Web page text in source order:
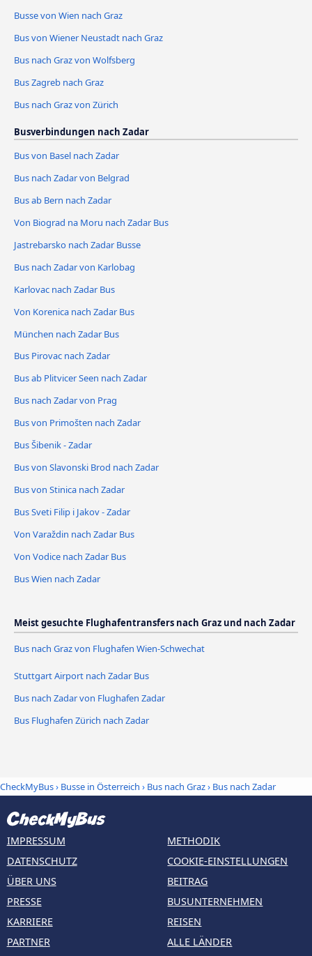
Busse von Wien nach Graz
Bus von Wiener Neustadt nach Graz
Bus nach Graz von Wolfsberg
Bus Zagreb nach Graz
Bus nach Graz von Zürich
Busverbindungen nach Zadar
Bus von Basel nach Zadar
Bus nach Zadar von Belgrad
Bus ab Bern nach Zadar
Von Biograd na Moru nach Zadar Bus
Jastrebarsko nach Zadar Busse
Bus nach Zadar von Karlobag
Karlovac nach Zadar Bus
Von Korenica nach Zadar Bus
München nach Zadar Bus
Bus Pirovac nach Zadar
Bus ab Plitvicer Seen nach Zadar
Bus nach Zadar von Prag
Bus von Primošten nach Zadar
Bus Šibenik - Zadar
Bus von Slavonski Brod nach Zadar
Bus von Stinica nach Zadar
Bus Sveti Filip i Jakov - Zadar
Von Varaždin nach Zadar Bus
Von Vodice nach Zadar Bus
Bus Wien nach Zadar
Meist gesuchte Flughafentransfers nach Graz und nach Zadar
Bus nach Graz von Flughafen Wien-Schwechat
Stuttgart Airport nach Zadar Bus
Bus nach Zadar von Flughafen Zadar
Bus Flughafen Zürich nach Zadar
CheckMyBus› Busse in Österreich › Bus nach Graz› Bus nach Zadar
IMPRESSUM
DATENSCHUTZ
ÜBER UNS
PRESSE
KARRIERE
PARTNER
METHODIK
COOKIE-EINSTELLUNGEN
BEITRAG
BUSUNTERNEHMEN
REISEN
ALLE LÄNDER